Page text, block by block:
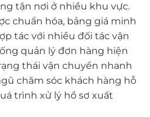
tận nơi ở nhiều khu vực.
chuẩn hóa, bảng giá minh
tác với nhiều đối tác vận
quản lý đơn hàng hiện
thái vận chuyển nhanh
chăm sóc khách hàng hỗ
trình xử lý hồ sơ xuất